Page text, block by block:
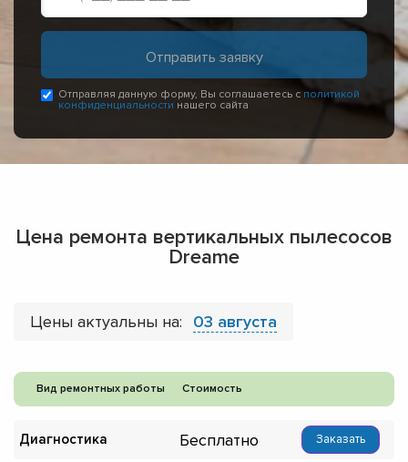
Отправляя данную форму, Вы соглашаетесь с политикой
конфиденциальности нашего сайта
Цена ремонта вертикальных пылесосов
Dreame
Цены актуальны на: 03 августа
Вид ремонтных работы Стоимость
Диагностика Бесплатно Заказать